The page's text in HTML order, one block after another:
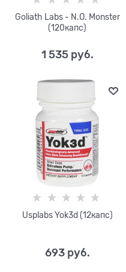
Goliath Labs - N.O. Monster
(120капс)
1 535 руб.
Usplabs Yok3d (12капс)
693 руб.